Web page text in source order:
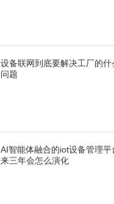
设备联网到底要解决工厂的什
问题
AI智能体融合的iot设备管理平
来三年会怎么演化